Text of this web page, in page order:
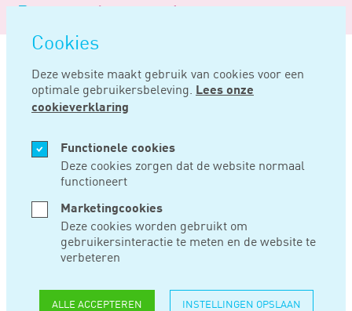
overslaan
Cookies
Deze website maakt gebruik van cookies voor een
optimale gebruikersbeleving. Lees onze
cookieverklaring
Functionele cookies
Deze cookies zorgen dat de website normaal
functioneert
Marketingcookies
Deze cookies worden gebruikt om
gebruikersinteractie te meten en de website te
verbeteren
ALLE ACCEPTEREN INSTELLINGEN OPSLAAN
Logo
Noord
Negentig
Home Nieuws
JUN 11, 2020
DIEN TIJDIG
CORRECTIEBERICHT
IN OM LIV TE
REDDEN!